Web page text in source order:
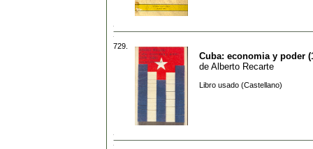
729.
Cuba: economia y poder
de Alberto Recarte
Libro usado (Castellano)